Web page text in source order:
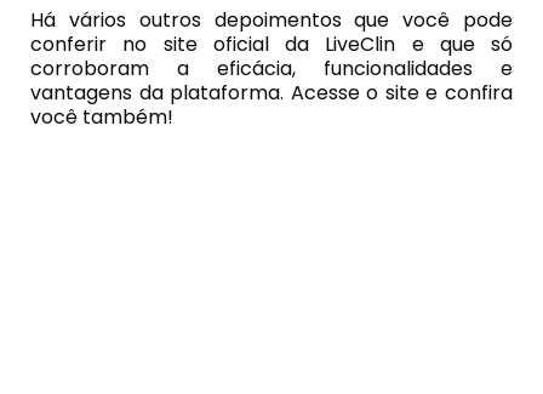
Há vários outros depoimentos que você pode
conferir no site oficial da LiveClin e que só
corroboram a eficácia, funcionalidades e
vantagens da plataforma. Acesse o site e confira
você também!